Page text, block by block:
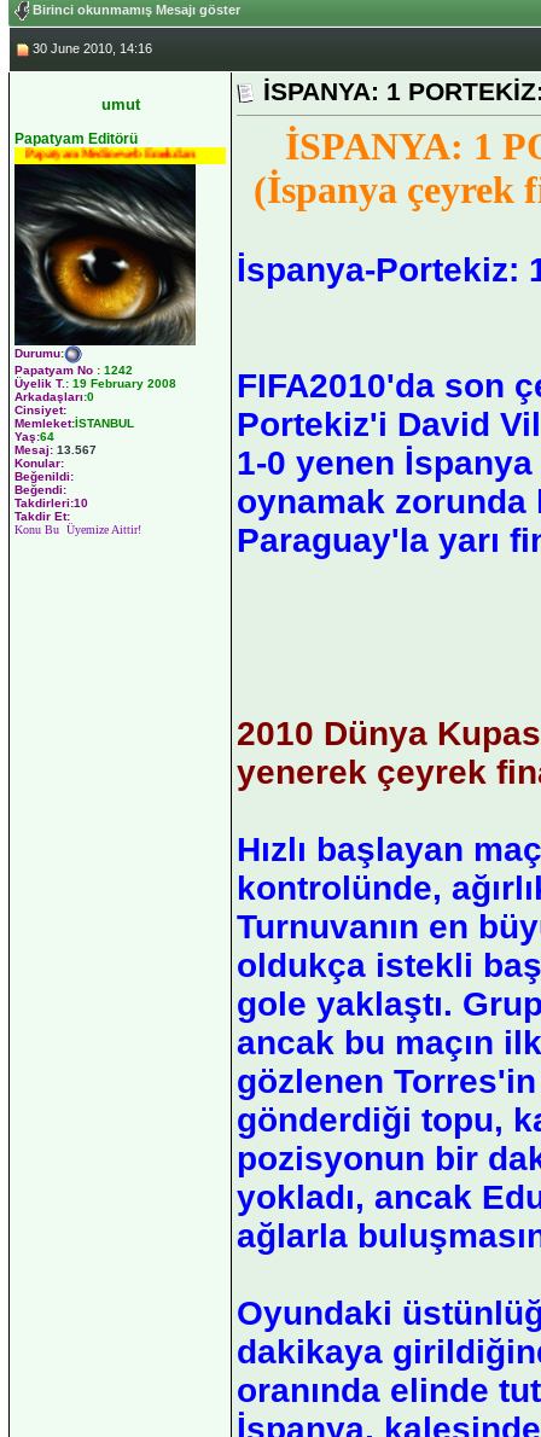
Birinci okunmamış Mesajı göster
30 June 2010, 14:16
umut
Papatyam Editörü
Papatyam Medineweb Emekdarı
Durumu:
Papatyam No : 1242
Üyelik T.: 19 February 2008
Arkadaşları:0
Cinsiyet:
Memleket:İSTANBUL
Yaş:64
Mesaj: 13.567
Konular:
Beğenildi:
Beğendi:
Takdirleri:10
Takdir Et:
Konu Bu Üyemize Aittir!
İSPANYA: 1
İSPANYA: 1
(İspanya çeyrek
İspanya-Portekiz:
FIFA2010'da son
Portekiz'i David
1-0 yenen
oynamak zorunda
Paraguay'la yarı
2010 Dünya
yenerek çeyrek
Hızlı başlayan
kontrolünde,
Turnuvanın en
oldukça istekli
gole yaklaştı.
ancak bu maçın
gözlenen Torres'in
gönderdiği topu,
pozisyonun bir
yokladı, ancak
ağlarla
Oyundaki
dakikaya
oranında elinde
İspanya,